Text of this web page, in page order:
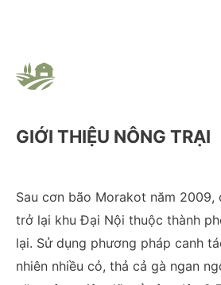
GIỚI THIỆU NÔNG TRẠI
Sau cơn bão Morakot năm
trở lại khu Đại Nội thuộc thành
lại. Sử dụng phương pháp canh
nhiên nhiều cỏ, thả cả gà ngan